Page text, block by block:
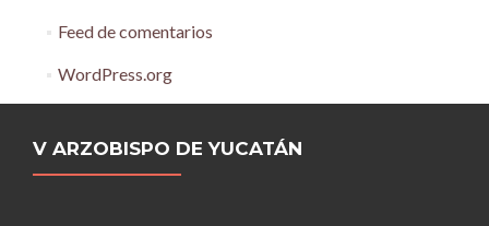
Feed de comentarios
WordPress.org
V ARZOBISPO DE YUCATÁN